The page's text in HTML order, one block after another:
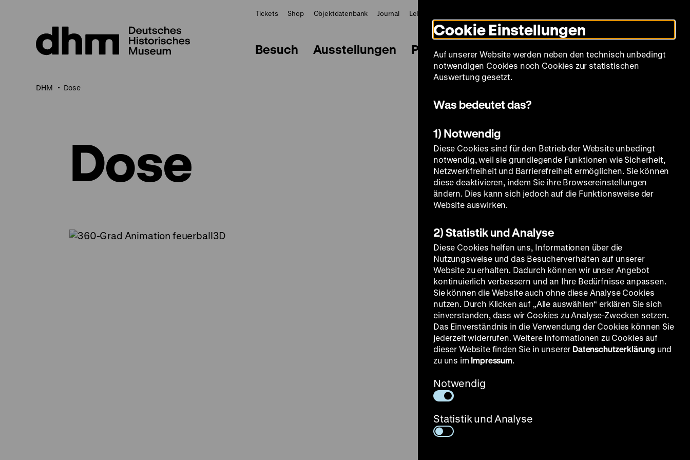
Seiteninhalt
springen
Tickets Shop Objektdatenbank Journal LeMO
Modus
umschalten
zum
Deutschen
Historischen
in
Deutscher
zum
Deutschen
Historischen
in
Leichter
Besuch Ausstellungen Programm Sammlung Bildung Museum
DHM Dose
Dose
Cookie Einstellungen
Auf unserer Website werden neben den technisch unbedingt
notwendigen Cookies noch Cookies zur statistischen
Auswertung gesetzt.
Was bedeutet das?
1) Notwendig
Diese Cookies sind für den Betrieb der Website unbedingt
notwendig, weil sie grundlegende Funktionen wie Sicherheit,
Netzwerkfreiheit und Barrierefreiheit ermöglichen. Sie können
diese deaktivieren, indem Sie ihre Browsereinstellungen
ändern. Dies kann sich jedoch auf die Funktionsweise der
Website auswirken.
2) Statistik und Analyse
Diese Cookies helfen uns, Informationen über die
Nutzungsweise und das Besucherverhalten auf unserer
Website zu erhalten. Dadurch können wir unser Angebot
kontinuierlich verbessern und an Ihre Bedürfnisse anpassen.
Sie können die Website auch ohne diese Analyse Cookies
nutzen. Durch Klicken auf „Alle auswählen“ erklären Sie sich
einverstanden, dass wir Cookies zu Analyse-Zwecken setzen.
Das Einverständnis in die Verwendung der Cookies können Sie
jederzeit widerrufen. Weitere Informationen zu Cookies auf
dieser Website finden Sie in unserer Datenschutzerklärung und
zu uns im Impressum.
Notwendig
Statistik und Analyse